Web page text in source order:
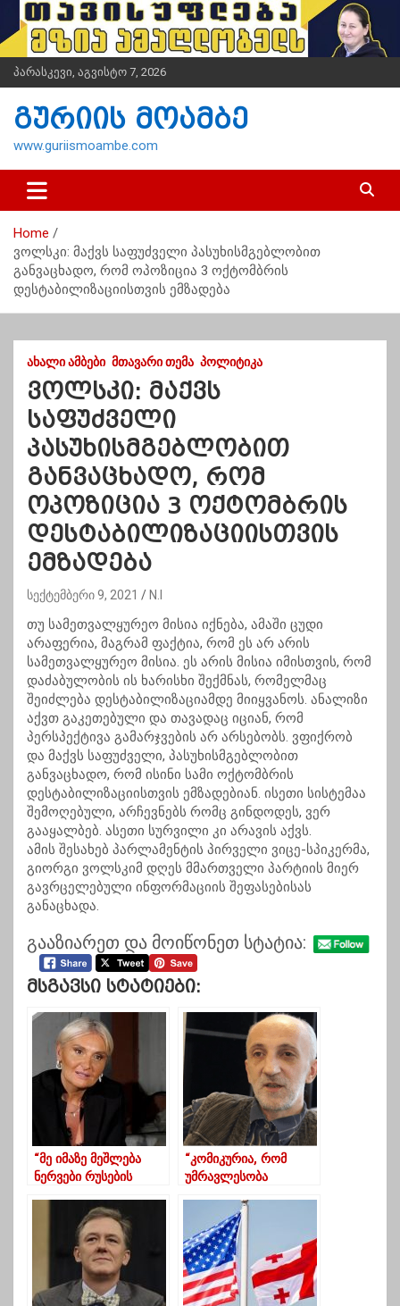
i
t
n
პარასკევი, აგვისტო 7, 2026
გურიის მოამბე
www.guriismoambe.com
Home
ვოლსკი: მაქვს საფუძველი პასუხისმგებლობით
განვაცხადო, რომ ოპოზიცია 3 ოქტომბრის
დესტაბილიზაციისთვის ემზადება
ᲐᲮᲐᲚᲘ ᲐᲛᲑᲔᲑᲘ ᲛᲗᲐᲕᲐᲠᲘ ᲗᲔᲛᲐ ᲞᲝᲚᲘᲢᲘᲙᲐ
ვოლსკი: მაქვს
საფუძველი
პასუხისმგებლობით
განვაცხადო, რომ
ოპოზიცია 3 ოქტომბრის
დესტაბილიზაციისთვის
ემზადება
სექტემბერი 9, 2021 N.I
თუ სამეთვალყურეო მისია იქნება, ამაში ცუდი
არაფერია, მაგრამ ფაქტია, რომ ეს არ არის
სამეთვალყურეო მისია. ეს არის მისია იმისთვის, რომ
დაძაბულობის ის ხარისხი შექმნას, რომელმაც
შეიძლება დესტაბილიზაციამდე მიიყვანოს. ანალიზი
აქვთ გაკეთებული და თავადაც იციან, რომ
პერსპექტივა გამარჯვების არ არსებობს. ვფიქრობ
და მაქვს საფუძველი, პასუხისმგებლობით
განვაცხადო, რომ ისინი სამი ოქტომბრის
დესტაბილიზაციისთვის ემზადებიან. ისეთი სისტემაა
შემოღებული, არჩევნებს რომც გინდოდეს, ვერ
გააყალბებ. ასეთი სურვილი კი არავის აქვს.
ამის შესახებ პარლამენტის პირველი ვიცე-სპიკერმა,
გიორგი ვოლსკიმ დღეს მმართველი პარტიის მიერ
გავრცელებული ინფორმაციის შეფასებისას
განაცხადა.
გააზიარეთ და მოიწონეთ სტატია:
Მსგავსი Სტატიები:
“მე იმაზე მეშლება
ნერვები რუსების
ბლატაობას მარათონი
რომ შეეწირა, ასმაგად
გაბრაზებული ვარ”
“კომიკურია, რომ
უმრავლესობა
ოფისში მართავს და
იწყება ერთი გამიშვი-
გამატარე…”